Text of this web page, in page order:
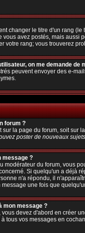
changer le titre d'un rang
avez postés, mais aussi
votre rang; vous trouverez
on me demande de
peuvent envoyer des e-
forum ?
la page du forum, soit sur
poster de nouveaux
message ?
modérateur du forum, vous
Si quelqu'un a déjà
n'a répondu, il
une fois que
mon message ?
devez d'abord en créer
tous vos messages en